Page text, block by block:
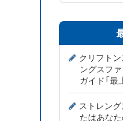
クリフト
ングスフ
ガイド「最
ストレン
たはあな